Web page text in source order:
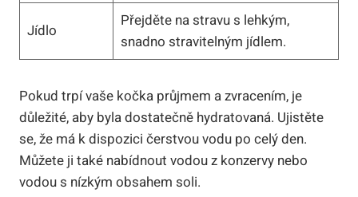
Jídlo
Přejděte⁤ na ‍stravu⁣ s lehkým,
snadno stravitelným jídlem.
Pokud trpí vaše‌ kočka průjmem a zvracením, je‍
důležité, aby​ byla ⁢dostatečně‌ hydratovaná. Ujistěte
‍se, že ‍má k dispozici ‌čerstvou vodu po⁢ celý den.
Můžete ji‌ také nabídnout vodou‌ z konzervy nebo⁢
vodou⁢ s nízkým obsahem soli.